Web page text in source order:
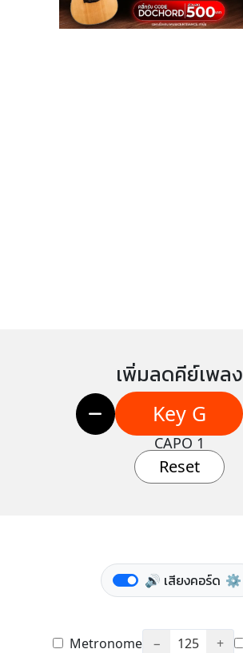
เพิ่มลดคีย์เพลง
Key G
CAPO 1
Reset
🔊 เสียงคอร์ด ⚙️
Metronome − 125 +